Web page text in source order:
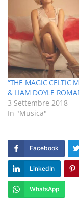
“THE MAGIC CELTIC
& LIAM DOYLE
3 Settembre 2018
In "Musica"
Facebook
LinkedIn
WhatsApp